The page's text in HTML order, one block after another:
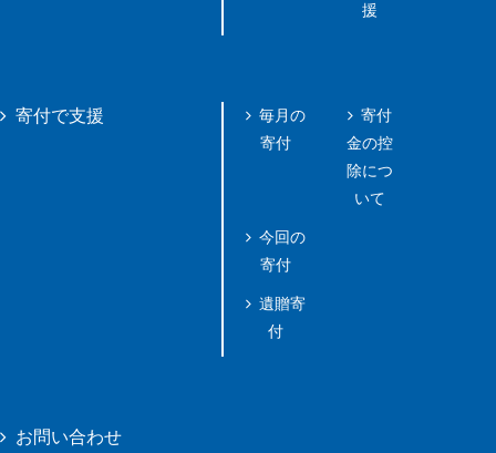
援
寄付で支援
毎月の
寄付
今回の
寄付
遺贈寄
付
寄付
金の控
除につ
いて
お問い合わせ